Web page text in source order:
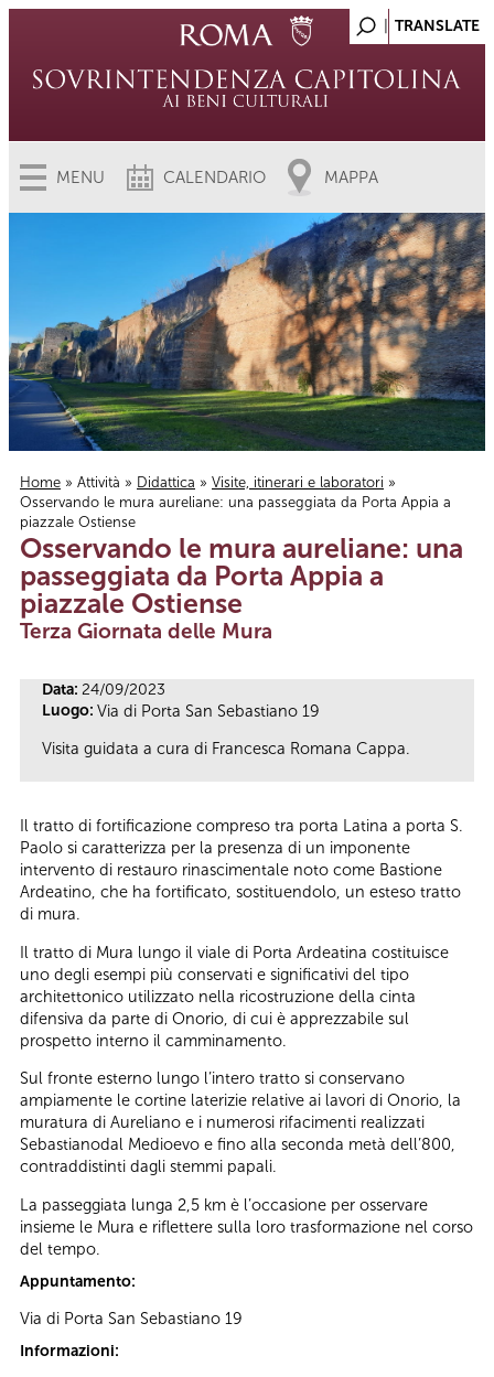
MENU CALENDARIO MAPPA
Tu sei qui
Home » Attività » Didattica » Visite, itinerari e laboratori »
Osservando le mura aureliane: una passeggiata da Porta Appia a
piazzale Ostiense
Osservando le mura aureliane: una
passeggiata da Porta Appia a
piazzale Ostiense
Terza Giornata delle Mura
Data: 24/09/2023
Luogo: Via di Porta San Sebastiano 19
Visita guidata a cura di Francesca Romana Cappa.
Il tratto di fortificazione compreso tra porta Latina a porta S.
Paolo si caratterizza per la presenza di un imponente
intervento di restauro rinascimentale noto come Bastione
Ardeatino, che ha fortificato, sostituendolo, un esteso tratto
di mura.
Il tratto di Mura lungo il viale di Porta Ardeatina costituisce
uno degli esempi più conservati e significativi del tipo
architettonico utilizzato nella ricostruzione della cinta
difensiva da parte di Onorio, di cui è apprezzabile sul
prospetto interno il camminamento.
Sul fronte esterno lungo l’intero tratto si conservano
ampiamente le cortine laterizie relative ai lavori di Onorio, la
muratura di Aureliano e i numerosi rifacimenti realizzati
Sebastianodal Medioevo e fino alla seconda metà dell’800,
contraddistinti dagli stemmi papali.
La passeggiata lunga 2,5 km è l’occasione per osservare
insieme le Mura e riflettere sulla loro trasformazione nel corso
del tempo.
Appuntamento:
Via di Porta San Sebastiano 19
Informazioni: